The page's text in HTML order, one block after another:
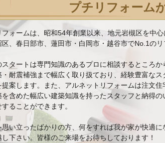
プチリフォーム
フォームは、昭和54年創業以来、地元岩槻区を中
、春日部市、蓮田市・白岡市・越谷市でNo.1の
スタートは専門知識のあるプロに相談するところ
耐震補強まで幅広く取り扱ており、経験豊富な
提案します。また、アルネットリフォームは注文
を含めた幅広い建築知識を持ったスタッフと納得
ることができます。
思い立ったばかりの方、何をすれば我が家が快適
下さい。皆様のご来場をお待ちしております！